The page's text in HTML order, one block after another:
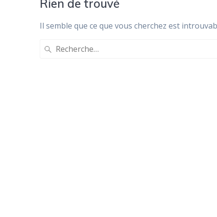
Rien de trouvé
Il semble que ce que vous cherchez est
Recherche
pour